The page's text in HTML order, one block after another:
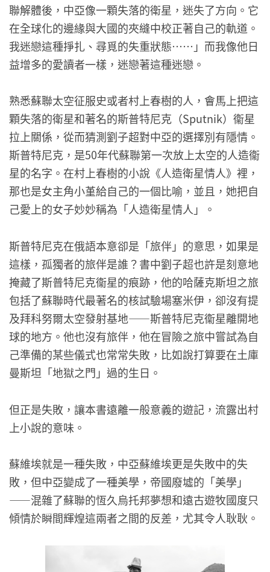
聯解體後，中亞像一顆失落的衛星，迷失了方向。它
在全球化的邊緣與大國的夾縫中校正著自己的軌道。
我迷戀這種掙扎、尋覓的失重狀態⋯⋯」而我像他日
益增多的愛讀者一樣，迷戀著這種迷戀。
熟悉蘇聯太空征服史或者村上春樹的人，會馬上把這
顆失落的衛星和著名的斯普特尼克（Sputnik）衞星
拉上關係，從而猜測劉子超對中亞的選擇別有隱情。
斯普特尼克，是50年代蘇聯第一次放上太空的人造衞
星的名字。在村上春樹的小說《人造衛星情人》裡，
那也是女主角小堇給自己的一個比喻，並且，她把自
己愛上的女子妙妙稱為「人造衛星情人」。
斯普特尼克在俄語本意卻是「旅伴」的意思，如果是
這樣，孤獨者的旅伴是誰？書中劉子超也許是刻意地
掩藏了斯普特尼克衞星的痕跡，他的哈薩克斯坦之旅
包括了蘇聯時代最著名的核試驗場塞米伊，卻沒有提
及拜科努爾太空發射基地——斯普特尼克衞星離開地
球的地方。他也沒有旅伴，他在冒險之旅中嘗試為自
己準備的某些儀式也常常失敗，比如說打算要在土庫
曼斯坦「地獄之門」過的生日。
但正是失敗，讓本書遠離一般意義的遊記，流露出村
上小說的意味。
蘇維埃就是一種失敗，中亞蘇維埃更是失敗中的失
敗，但中亞變成了一種美學，帝國廢墟的「美學」
——混雜了蘇聯的恆久烏托邦夢想和遠古遊牧國度只
傾情於瞬間輝煌這兩者之間的反差，尤其令人耿耿。